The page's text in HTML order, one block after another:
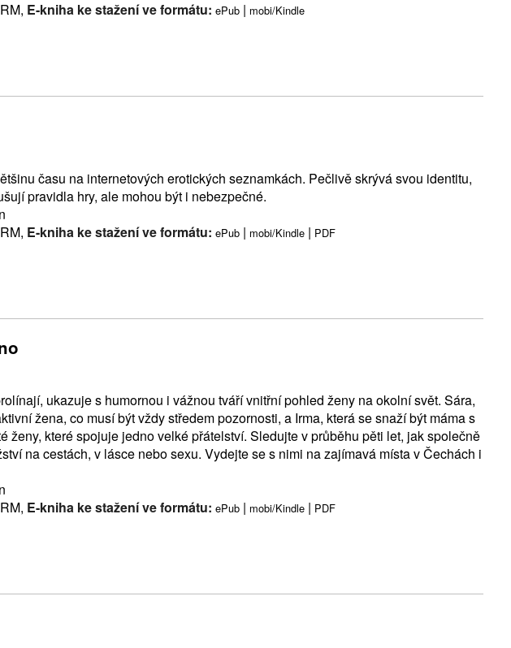
E-kniha ke stažení ve formátu: ePub | mobi/Kindle
času na internetových erotických seznamkách. Pečlivě skrývá svou identitu,
pravidla hry, ale mohou být i nebezpečné.
E-kniha ke stažení ve formátu: ePub | mobi/Kindle | PDF
ukazuje s humornou i vážnou tváří vnitřní pohled ženy na okolní svět. Sára,
žena, co musí být vždy středem pozornosti, a Irma, která se snaží být máma s
ženy, které spojuje jedno velké přátelství. Sledujte v průběhu pěti let, jak společně
na cestách, v lásce nebo sexu. Vydejte se s nimi na zajímavá místa v Čechách i
E-kniha ke stažení ve formátu: ePub | mobi/Kindle | PDF